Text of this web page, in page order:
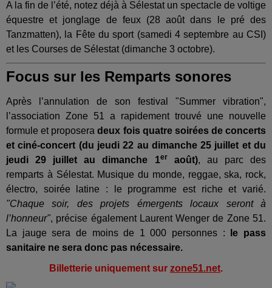
A la fin de l’été, notez déjà à Sélestat un spectacle de voltige
équestre et jonglage de feux (28 août dans le pré des
Tanzmatten), la Fête du sport (samedi 4 septembre au CSI)
et les Courses de Sélestat (dimanche 3 octobre).
Focus sur les Remparts sonores
Après l’annulation de son festival "Summer vibration",
l’association Zone 51 a rapidement trouvé une nouvelle
formule et proposeradeux fois quatre soirées de concerts
et ciné-concert (du jeudi 22 au dimanche 25 juillet et du
jeudi 29 juillet au dimanche 1eraoût), au parc des
remparts à Sélestat. Musique du monde, reggae, ska, rock,
électro, soirée latine : le programme est riche et varié.
"Chaque soir, des projets émergents locaux seront à
l’honneur", précise également Laurent Wenger de Zone 51.
La jauge sera de moins de 1 000 personnes : le pass
sanitaire ne sera donc pas nécessaire.
Billetterie uniquement sur zone51.net.